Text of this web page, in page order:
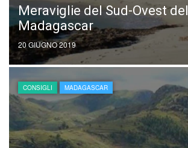
Meraviglie del Sud-Ovest del
Madagascar
20 GIUGNO 2019
CONSIGLI MADAGASCAR